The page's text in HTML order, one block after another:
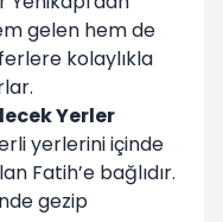
gelen hem de
kolaylıkla
Yerler
yerlerini içinde
Fatih’e bağlıdır.
gezip